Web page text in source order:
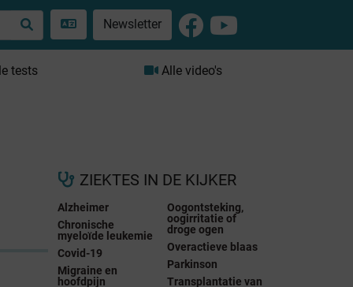
Newsletter
tests Alle video's
ZIEKTES IN DE KIJKER
Alzheimer
Chronische
myeloïde leukemie
Covid-19
Migraine en
hoofdpijn
Oogontsteking,
oogirritatie of
droge ogen
Overactieve blaas
Parkinson
Transplantatie van